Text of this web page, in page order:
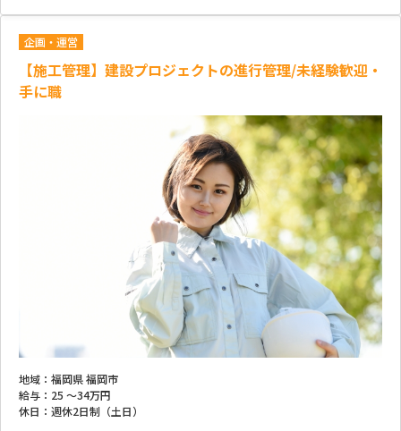
企画・運営
【施工管理】建設プロジェクトの進行管理/未経験歓迎・
手に職
地域： 福岡県 福岡市
給与： 25 ～34万円
休日： 週休2日制（土日）